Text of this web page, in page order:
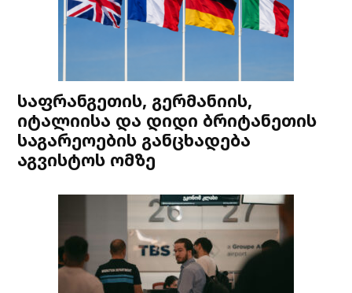
საფრანგეთის, გერმანიის,
იტალიისა და დიდი ბრიტანეთის
საგარეოების განცხადება
აგვისტოს ომზე